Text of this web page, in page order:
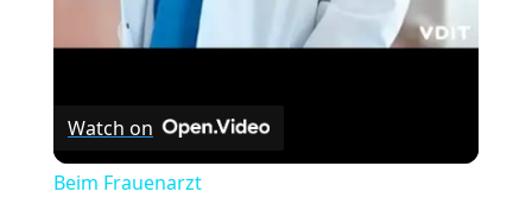
Watch on
Beim Frauenarzt